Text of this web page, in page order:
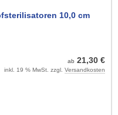
10,0 cm
ab 21,30 €
inkl. 19 % MwSt. zzgl. Versandkosten